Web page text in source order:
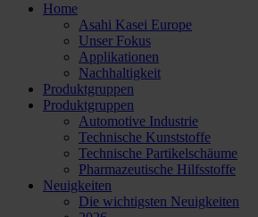
Home
Asahi Kasei Europe
Unser Fokus
Applikationen
Nachhaltigkeit
Produktgruppen
Produktgruppen
Automotive Industrie
Technische Kunststoffe
Technische Partikelschäume
Pharmazeutische Hilfsstoffe
Neuigkeiten
Die wichtigsten Neuigkeiten